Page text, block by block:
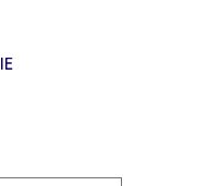
Direkt zum Kopf der
Direkt zum Inhalt
Direkt zum Fuß der